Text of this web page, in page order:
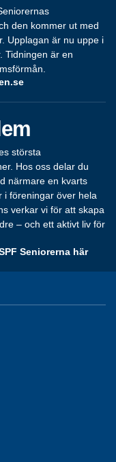
den kommer ut med
Upplagan är nu uppe i
Tidningen är en
största
Hos oss delar du
närmare en kvarts
i föreningar över hela
verkar vi för att skapa
– och ett aktivt liv för
Seniorerna här